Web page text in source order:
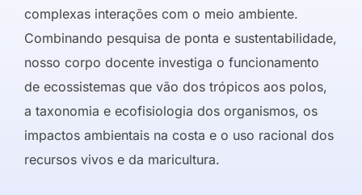
complexas interações com o meio ambiente.
Combinando pesquisa de ponta e sustentabilidade,
nosso corpo docente investiga o funcionamento
de ecossistemas que vão dos trópicos aos polos,
a taxonomia e ecofisiologia dos organismos, os
impactos ambientais na costa e o uso racional dos
recursos vivos e da maricultura.